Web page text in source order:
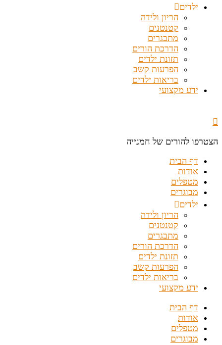
ילדים
הריון ולידה
קטנטנים
מתבגרים
הדרכת הורים
תזונת ילדים
הפרעות קשב
בריאות ילדים
ידע מקצועי
הצטרפו להורים של חמנייה
דף הבית
אודות
מטפלים
מבוגרים
ילדים
הריון ולידה
קטנטנים
מתבגרים
הדרכת הורים
תזונת ילדים
הפרעות קשב
בריאות ילדים
ידע מקצועי
דף הבית
אודות
מטפלים
מבוגרים